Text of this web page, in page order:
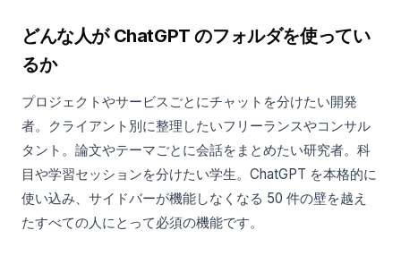
どんな人が ChatGPT のフォルダを使ってい
るか
プロジェクトやサービスごとにチャットを分けたい開発
者。クライアント別に整理したいフリーランスやコンサル
タント。論文やテーマごとに会話をまとめたい研究者。科
目や学習セッションを分けたい学生。ChatGPT を本格的に
使い込み、サイドバーが機能しなくなる 50 件の壁を越え
たすべての人にとって必須の機能です。